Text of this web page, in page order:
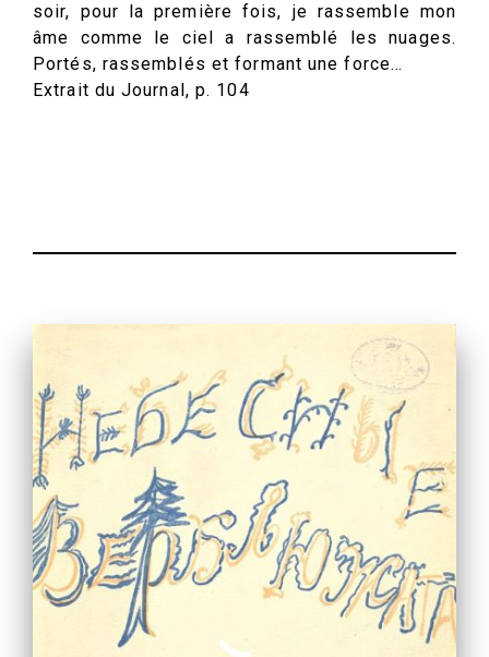
soir, pour la première fois, je rassemble mon
âme comme le ciel a rassemblé les nuages.
Portés, rassemblés et formant une force…
Extrait du Journal, p. 104